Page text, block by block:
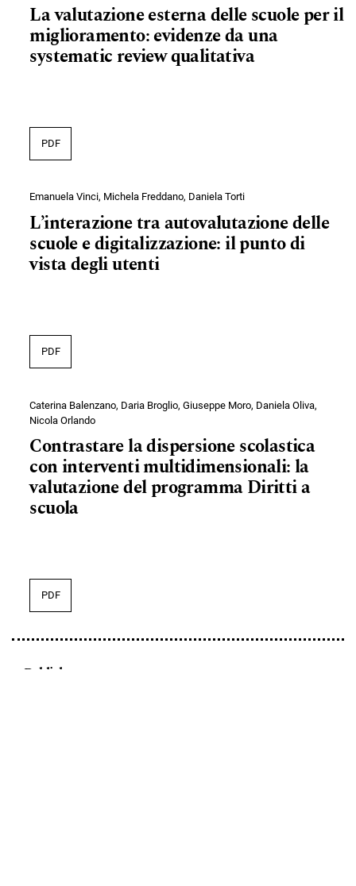
La valutazione esterna delle scuole per il
miglioramento: evidenze da una
systematic review qualitativa
PDF
Emanuela Vinci, Michela Freddano, Daniela Torti
L’interazione tra autovalutazione delle
scuole e digitalizzazione: il punto di
vista degli utenti
PDF
Caterina Balenzano, Daria Broglio, Giuseppe Moro, Daniela Oliva,
Nicola Orlando
Contrastare la dispersione scolastica
con interventi multidimensionali: la
valutazione del programma Diritti a
scuola
PDF
Publisher